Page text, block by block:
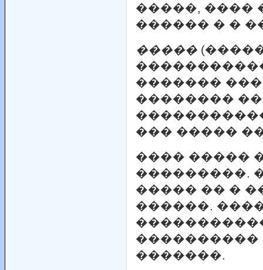
�����, ����
������ � �
�����
�������
��������
��� �����
���� �����
���������.
����� �� �
������.
����������
�������.